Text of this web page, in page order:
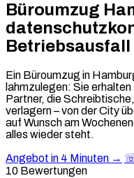
Büroumzug
Betriebsausfall
Ein Büroumzug in
lahmzulegen: Sie
Partner, die
verlagern – von der City
auf Wunsch am
alles wieder steht.
Angebot in 4 Minuten → ☏
10 Bewertungen